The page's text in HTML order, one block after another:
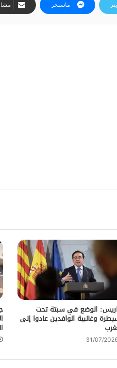
ماسنجر
الوضع في سبتة تحت
وغالبية الوافدين عادوا إلى
31/07/